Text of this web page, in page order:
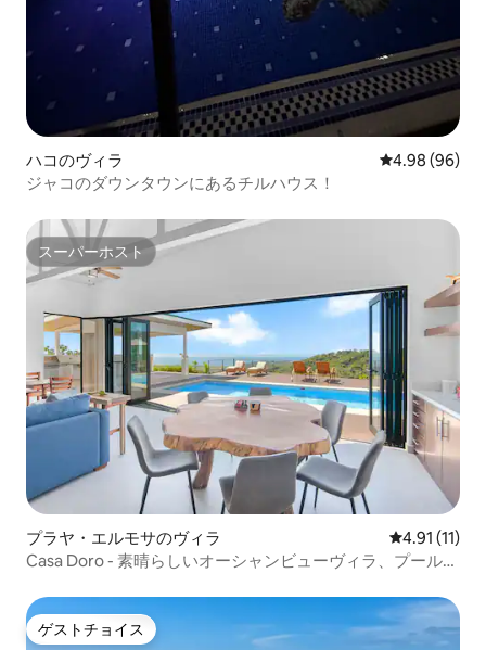
ハコのヴィラ レビュー96件
4.98 (96)
ジャコのダウンタウンにあるチルハウス！
スーパーホスト
スーパーホスト
プラヤ・エルモサのヴィラ レビュー11
4.91 (11)
Casa Doro - 素晴らしいオーシャンビューヴィラ、プール、
ゲストチョイス
ゲストチョイス